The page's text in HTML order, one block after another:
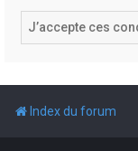
Index du forum